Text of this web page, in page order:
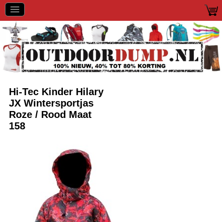
Hi-Tec Kinder Hilary
JX Wintersportjas
Roze / Rood Maat
158